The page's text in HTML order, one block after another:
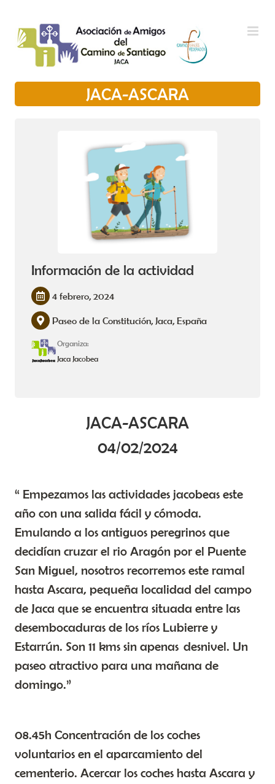
JACA-ASCARA
Información de la actividad
4 febrero, 2024
Paseo de la Constitución, Jaca, España
Organiza:
Jaca Jacobea
JACA-ASCARA
04/02/2024
“ Empezamos las actividades jacobeas este
año con una salida fácil y cómoda.
Emulando a los antiguos peregrinos que
decidían cruzar el rio Aragón por el Puente
San Miguel, nosotros recorremos este ramal
hasta Ascara, pequeña localidad del campo
de Jaca que se encuentra situada entre las
desembocaduras de los ríos Lubierre y
Estarrún. Son 11 kms sin apenas desnivel. Un
paseo atractivo para una mañana de
domingo.”
08.45h Concentración de los coches
voluntarios en el aparcamiento del
cementerio. Acercar los coches hasta Ascara y